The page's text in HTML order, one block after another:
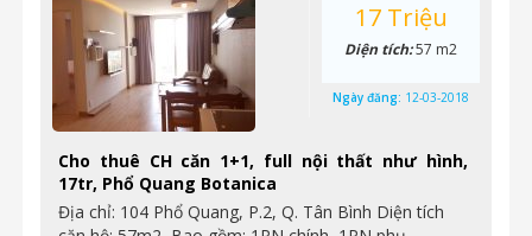
Cho thuê CH căn 1+1, full nội thất như hình,
17tr, Phổ Quang Botanica
Địa chỉ: 104 Phổ Quang, P.2, Q. Tân Bình Diện tích
17 Triệu
Diện tích:57 m2
Ngày đăng: 12-03-2018